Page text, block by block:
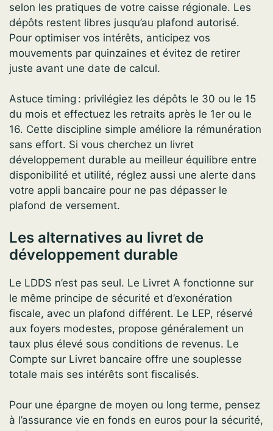
selon les pratiques de votre caisse régionale. Les
dépôts restent libres jusqu’au plafond autorisé.
Pour optimiser vos intérêts, anticipez vos
mouvements par quinzaines et évitez de retirer
juste avant une date de calcul.
Astuce timing : privilégiez les dépôts le 30 ou le 15
du mois et effectuez les retraits après le 1er ou le
16. Cette discipline simple améliore la rémunération
sans effort. Si vous cherchez un livret
développement durable au meilleur équilibre entre
disponibilité et utilité, réglez aussi une alerte dans
votre appli bancaire pour ne pas dépasser le
plafond de versement.
Les alternatives au livret de
développement durable
Le LDDS n’est pas seul. Le Livret A fonctionne sur
le même principe de sécurité et d’exonération
fiscale, avec un plafond différent. Le LEP, réservé
aux foyers modestes, propose généralement un
taux plus élevé sous conditions de revenus. Le
Compte sur Livret bancaire offre une souplesse
totale mais ses intérêts sont fiscalisés.
Pour une épargne de moyen ou long terme, pensez
à l’assurance vie en fonds en euros pour la sécurité,